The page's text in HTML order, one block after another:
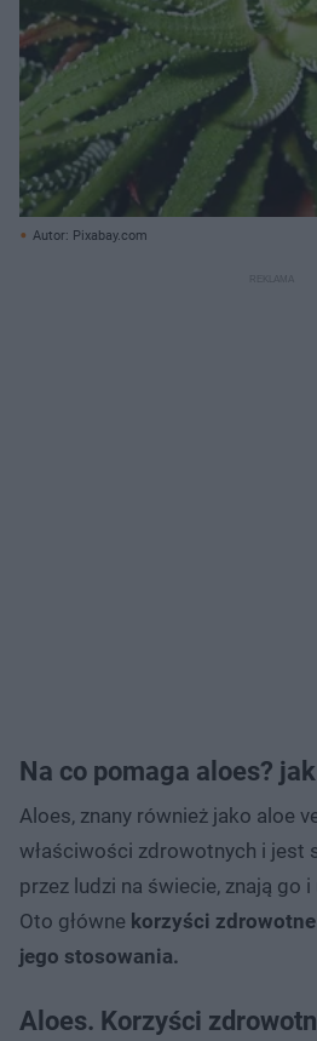
Autor: Pixabay.com
Na co pomaga aloes?
Aloes, znany również jako aloe
właściwości zdrowotnych i jest
przez ludzi na świecie, znają go
Oto główne korzyści
jego stosowania.
Aloes. Korzyści